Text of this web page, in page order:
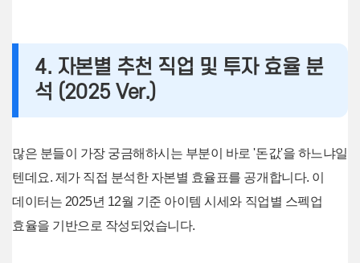
4. 자본별 추천 직업 및 투자 효율 분
석 (2025 Ver.)
많은 분들이 가장 궁금해하시는 부분이 바로 '돈값'을 하느냐일
텐데요. 제가 직접 분석한 자본별 효율표를 공개합니다. 이
데이터는 2025년 12월 기준 아이템 시세와 직업별 스펙업
효율을 기반으로 작성되었습니다.